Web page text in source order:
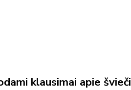
klausimai apie